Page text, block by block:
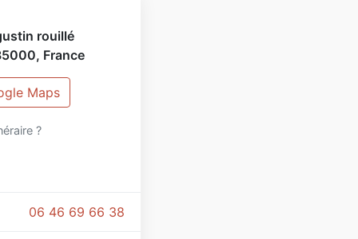
rouillé
, France
Maps
?
06 46 69 66 38